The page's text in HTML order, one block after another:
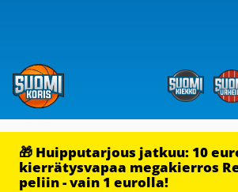
🎁 Huipputarjous jatkuu: 10
kierrätysvapaa megakierros
peliin - vain 1 eurolla!